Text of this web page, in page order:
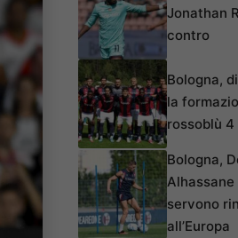
Jonathan
contro
Bologna,
la
rossoblù 4
Bologna,
Alhassane
servono
all’Europa